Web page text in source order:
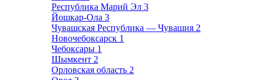
Республика Марий Эл 3
Йошкар-Ола 3
Чувашская Республика — Чувашия 2
Новочебоксарск 1
Чебоксары 1
Шымкент 2
Орловская область 2